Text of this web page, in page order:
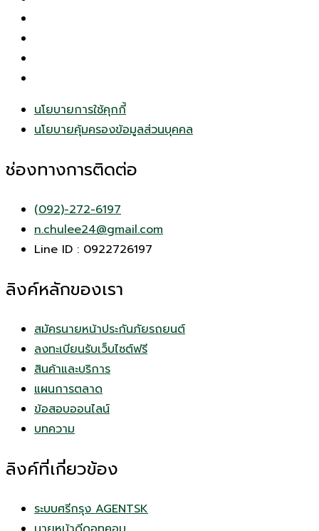
นโยบายการใช้คุกกี้
นโยบายคุ้มครองข้อมูลส่วนบุคคล
ช่องทางการติดต่อ
(092)-272-6197
n.chulee24@gmail.com
Line ID : 0922726197
ลิงค์หลักของเรา
สมัครนายหน้าประกันภัยรถยนต์
ลงทะเบียนรับเว็บไซต์ฟรี
สินค้าและบริการ
แผนการตลาด
ข้อสอบออนไลน์
บทความ
ลิงค์ที่เกี่ยวข้อง
ระบบศรีกรุง AGENTSK